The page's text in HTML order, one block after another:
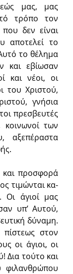
μας, μας
τρόπο τον
δεν είναι
αποτελεί το
το θέλημα
και εβί­ωσαν
και νέοι, οι
του Χριστού,
γνήσια
πρεσβευτές
των
αξεπέραστα
και προ­σφορά
τιμώνται κα­
άγιοί μας
υπ’ Αυτού,
δύναμη.
στον
οι άγιοι, οι
Δια τούτο και
φιλανθρώπου